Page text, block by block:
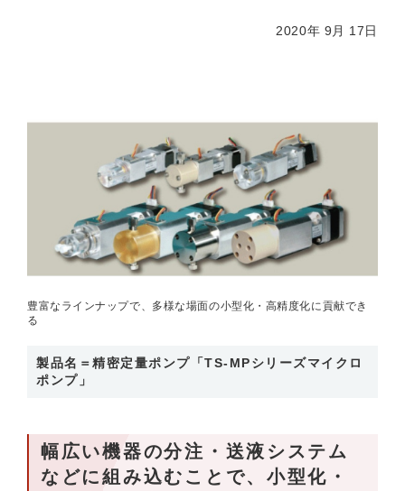
2020年 9月 17日
豊富なラインナップで、多様な場面の小型化・高精度化に貢献でき
る
製品名＝精密定量ポンプ「TS-MPシリーズマイクロ
ポンプ」
幅広い機器の分注・送液システム
などに組み込むことで、小型化・